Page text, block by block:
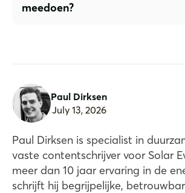
meedoen?
Paul Dirksen
July 13, 2026
Paul Dirksen is specialist in
vaste contentschrijver voor Solar
meer dan 10 jaar ervaring in de
schrijft hij begrijpelijke,